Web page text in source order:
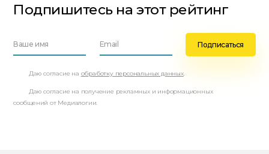
Подпишитесь на этот рейтинг
Даю согласие на обработку персональных данных.
Даю согласие на получение рекламных и информационных
сообщений от Медиалогии.